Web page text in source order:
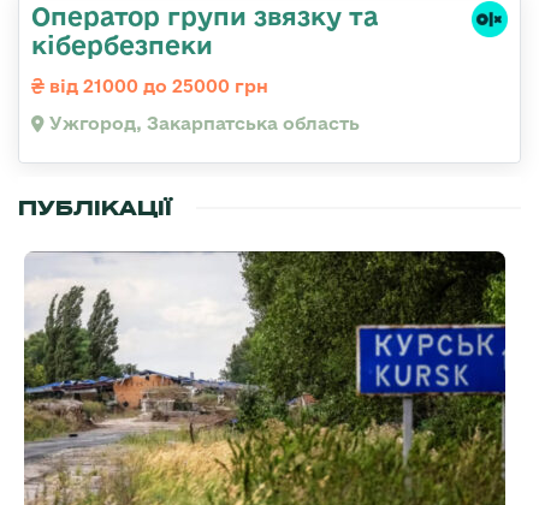
Оператор групи звязку та
кібербезпеки
від 21000 до 25000 грн
Ужгород, Закарпатська область
ПУБЛІКАЦІЇ